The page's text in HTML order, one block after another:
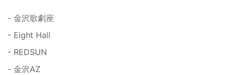
- 金沢歌劇座
- Eight Hall
- REDSUN
- 金沢AZ